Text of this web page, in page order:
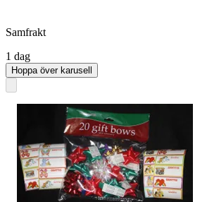
Samfrakt
1 dag
Hoppa över karusell